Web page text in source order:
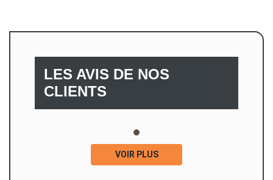
LES AVIS DE NOS
CLIENTS
VOIR PLUS